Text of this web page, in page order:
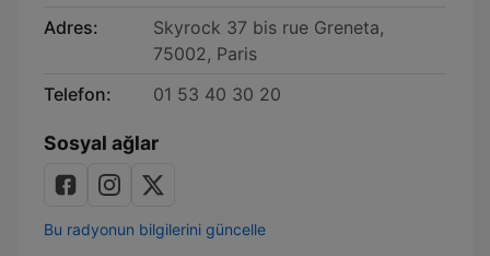
Adres:
Skyrock 37 bis rue Greneta,
75002, Paris
Telefon:
01 53 40 30 20
Sosyal ağlar
Bu radyonun bilgilerini güncelle